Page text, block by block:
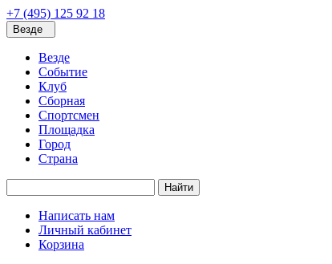
+7 (495) 125 92 18
Везде
Везде
Событие
Клуб
Сборная
Спортсмен
Площадка
Город
Страна
Найти
Написать нам
Личный кабинет
Корзина